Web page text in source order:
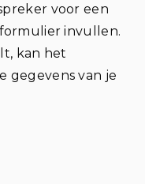
voor een
invullen.
kan het
gegevens van je